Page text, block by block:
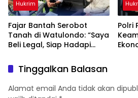
Hukrim
‎Fajar Bantah Serobot
Tanah di Watulondo: “Saya
Beli Legal, Siap Hadapi
Polri
Tinggalkan Balasan
Alamat email Anda tidak akan